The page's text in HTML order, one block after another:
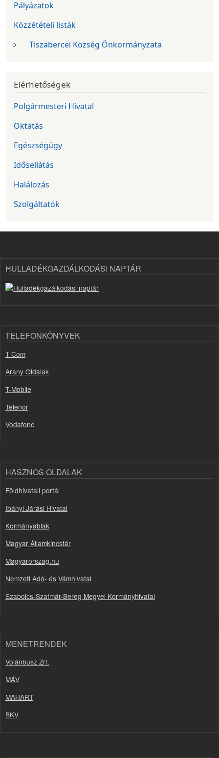
Pályázatok
Közzétételi listák
Tiszabercel Község Önkormányzata
Elérhetőségek
Polgármesteri Hivatal
Oktatás
Egészségügy
Idősellátás
Halálozás
Szolgáltatók
HULLADÉKGAZDÁLKODÁSI NAPTÁR
TELEFONKÖNYVEK
T-Com
Arany Oldalak
T-Mobile
Telenor
Vodafone
HASZNOS OLDALAK
Földhivatali portál
Ibányi Járási Hivatal
Kormányablak
Magyar Államkincstár
Magyarorszag.hu
Nemzeti Adó- és Vámhivatal
Szabolcs-Szatmár-Bereg Megyei Kormányhivatal
MENETRENDEK
Volánbusz Zrt.
MÁV
MAHART
BKV